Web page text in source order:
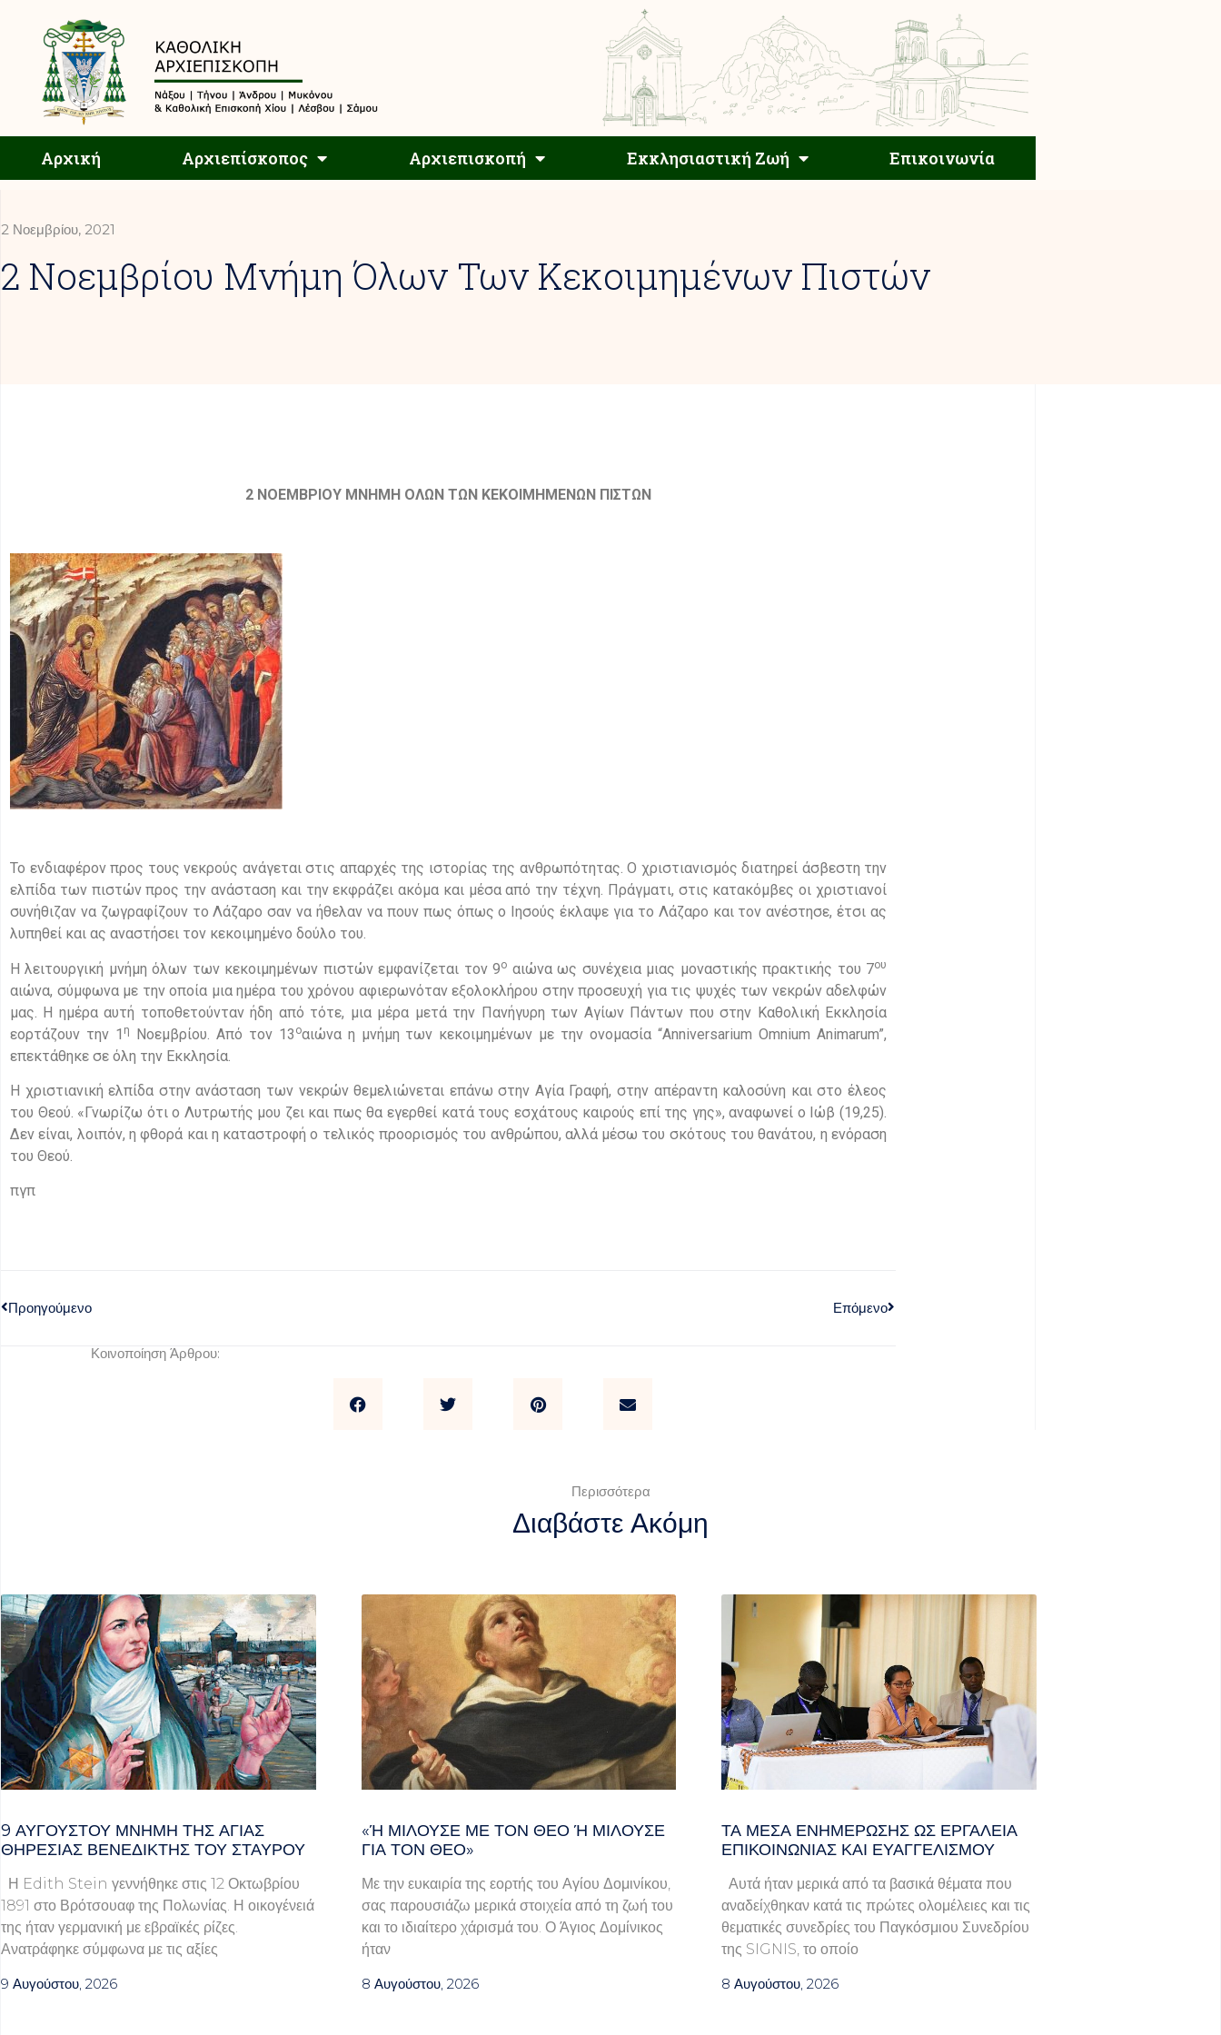
Αρχική Αρχιεπίσκοπος Αρχιεπισκοπή Εκκλησιαστική Ζωή Επικοινωνία
Αρχιεπισκοπή Εκκλησιαστική Ζωή Επικοινωνία
2 Νοεμβρίου, 2021
2 Νοεμβρίου Μνήμη Όλων Των Κεκοιμημένων Πιστών
2 ΝΟΕΜΒΡΙΟΥ ΜΝΗΜΗ ΟΛΩΝ ΤΩΝ ΚΕΚΟΙΜΗΜΕΝΩΝ ΠΙΣΤΩΝ
Το ενδιαφέρον προς τους νεκρούς ανάγεται στις απαρχές της ιστορίας της ανθρωπότητας. Ο χριστιανισμός διατηρεί άσβεστη την
ελπίδα των πιστών προς την ανάσταση και την εκφράζει ακόμα και μέσα από την τέχνη. Πράγματι, στις κατακόμβες οι χριστιανοί
συνήθιζαν να ζωγραφίζουν το Λάζαρο σαν να ήθελαν να πουν πως όπως ο Ιησούς έκλαψε για το Λάζαρο και τον ανέστησε, έτσι ας
λυπηθεί και ας αναστήσει τον κεκοιμημένο δούλο του.
Η λειτουργική μνήμη όλων των κεκοιμημένων πιστών εμφανίζεται τον 9ο αιώνα ως συνέχεια μιας μοναστικής πρακτικής του 7ου
αιώνα, σύμφωνα με την οποία μια ημέρα του χρόνου αφιερωνόταν εξολοκλήρου στην προσευχή για τις ψυχές των νεκρών αδελφών
μας. Η ημέρα αυτή τοποθετούνταν ήδη από τότε, μια μέρα μετά την Πανήγυρη των Αγίων Πάντων που στην Καθολική Εκκλησία
εορτάζουν την 1 η Νοεμβρίου. Από τον 13 οαιώνα η μνήμη των κεκοιμημένων με την ονομασία “Anniversarium Omnium Animarum”,
επεκτάθηκε σε όλη την Εκκλησία.
Η χριστιανική ελπίδα στην ανάσταση των νεκρών θεμελιώνεται επάνω στην Αγία Γραφή, στην απέραντη καλοσύνη και στο έλεος
του Θεού. «Γνωρίζω ότι ο Λυτρωτής μου ζει και πως θα εγερθεί κατά τους εσχάτους καιρούς επί της γης», αναφωνεί ο Ιώβ (19,25).
Δεν είναι, λοιπόν, η φθορά και η καταστροφή ο τελικός προορισμός του ανθρώπου, αλλά μέσω του σκότους του θανάτου, η ενόραση
του Θεού.
πγπ
Προηγούμενο Επόμενο
Κοινοποίηση Άρθρου:
Περισσότερα
Διαβάστε Ακόμη
9 ΑΥΓΟΥΣΤΟΥ ΜΝΗΜΗ ΤΗΣ ΑΓΙΑΣ
ΘΗΡΕΣΙΑΣ ΒΕΝΕΔΙΚΤΗΣ ΤΟΥ ΣΤΑΥΡΟΥ
Η Edith Stein γεννήθηκε στις 12 Οκτωβρίου
1891 στο Βρότσουαφ της Πολωνίας. Η οικογένειά
της ήταν γερμανική με εβραϊκές ρίζες.
Ανατράφηκε σύμφωνα με τις αξίες
9 Αυγούστου, 2026
«Ή ΜΙΛΟΎΣΕ ΜΕ ΤΟΝ ΘΕΌ Ή ΜΙΛΟΎΣΕ ΓΙ
Α ΤΟΝ ΘΕΌ»
Με την ευκαιρία της εορτής του Αγίου Δομινίκου,
σας παρουσιάζω μερικά στοιχεία από τη ζωή του
και το ιδιαίτερο χάρισμά του. Ο Άγιος Δομίνικος
ήταν
8 Αυγούστου, 2026
ΤΑ ΜΈΣΑ ΕΝΗΜΈΡΩΣΗΣ ΩΣ ΕΡΓΑΛΕΊΑ
ΕΠΙΚΟΙΝΩΝΊΑΣ ΚΑΙ ΕΥΑΓΓΕΛΙΣΜΟΎ
Αυτά ήταν μερικά από τα βασικά θέματα που
αναδείχθηκαν κατά τις πρώτες ολομέλειες και τις
θεματικές συνεδρίες του Παγκόσμιου Συνεδρίου
της SIGNIS, το οποίο
8 Αυγούστου, 2026